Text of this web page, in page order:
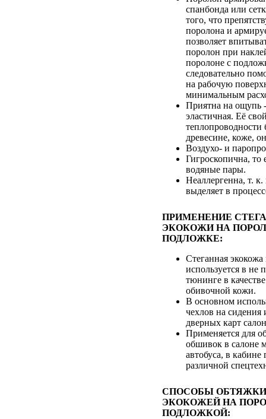
спанбонда или
того, что
поролона и
позволяет
поролон при
поролоне с
следовательно
на рабочую
минимальным
Приятна на ощупь
эластичная. Её
теплопроводности
древесине, коже,
Воздухо- и
Гигроскопична, то
водяные пары.
Неаллергенна, т. к.
выделяет в
ПРИМЕНЕНИЕ
ЭКОКОЖИ НА
ПОДЛОЖКЕ:
Стеганная
используется в не
тюнинге в
обивочной кожи.
В основном
чехлов на сидения
дверных карт
Применяется для
обшивок в салоне
автобуса, в
различной
СПОСОБЫ
ЭКОКОЖЕЙ НА
ПОДЛОЖКОЙ: